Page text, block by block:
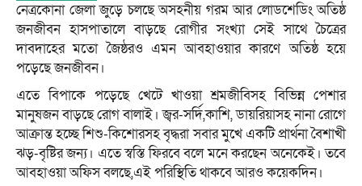
নেত্রকোনা জেলা জুড়ে চলছে অসহনীয় গরম আর লোডশেডিং অতিষ্ঠ
জনজীবন হাসপাতালে বাড়ছে রোগীর সংখ্যা সেই সাথে চৈত্রের
দাবদাহের মতো জৈষ্ঠরও এমন আবহাওয়ার কারণে অতিষ্ঠ হয়ে
পড়েছে জনজীবন।
এতে বিপাকে পড়েছে খেটে খাওয়া শ্রমজীবিসহ বিভিন্ন পেশার
মানুষজন বাড়ছে রোগ বালাই। জ্বর-সর্দি,কাশি, ডায়রিয়াসহ নানা রোগে
আক্রান্ত হচ্ছে শিশু-কিশোরসহ বৃদ্ধরা সবার মুখে একটি প্রার্থনা বৈশাখী
ঝড়-বৃষ্টির জন্য। এতে স্বস্তি ফিরবে বলে মনে করছেন অনেকেই। তবে
আবহাওয়া অফিস বলছে,এই পরিস্থিতি থাকবে আরও কয়েকদিন।